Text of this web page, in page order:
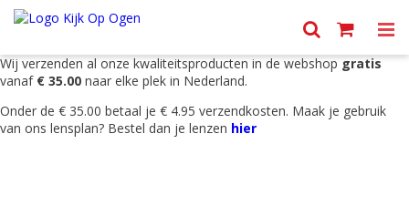
Wij verzenden al onze kwaliteitsproducten in de webshop gratis
vanaf € 35.00 naar elke plek in Nederland.
Onder de € 35.00 betaal je € 4.95 verzendkosten. Maak je gebruik
van ons lensplan? Bestel dan je lenzen hier